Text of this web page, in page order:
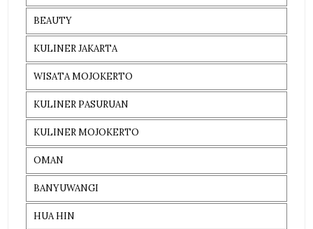
BEAUTY
KULINER JAKARTA
WISATA MOJOKERTO
KULINER PASURUAN
KULINER MOJOKERTO
OMAN
BANYUWANGI
HUA HIN